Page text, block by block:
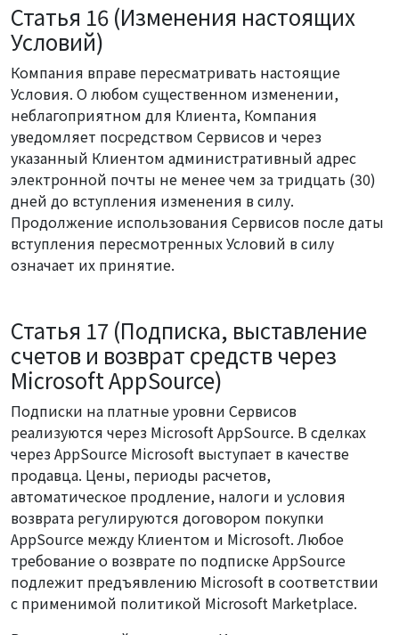
Статья 16 (Изменения настоящих
Условий)
Компания вправе пересматривать настоящие
Условия. О любом существенном изменении,
неблагоприятном для Клиента, Компания
уведомляет посредством Сервисов и через
указанный Клиентом административный адрес
электронной почты не менее чем за тридцать (30)
дней до вступления изменения в силу.
Продолжение использования Сервисов после даты
вступления пересмотренных Условий в силу
означает их принятие.
Статья 17 (Подписка, выставление
счетов и возврат средств через
Microsoft AppSource)
Подписки на платные уровни Сервисов
реализуются через Microsoft AppSource. В сделках
через AppSource Microsoft выступает в качестве
продавца. Цены, периоды расчетов,
автоматическое продление, налоги и условия
возврата регулируются договором покупки
AppSource между Клиентом и Microsoft. Любое
требование о возврате по подписке AppSource
подлежит предъявлению Microsoft в соответствии
с применимой политикой Microsoft Marketplace.